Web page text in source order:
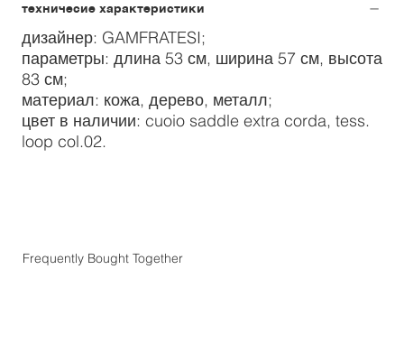
техничесие характеристики
дизайнер: GAMFRATESI;
параметры: длина 53 см, ширина 57 см, высота
83 см;
материал: кожа, дерево, металл;
цвет в наличии: cuoio saddle extra corda, tess.
loop col.02.
Frequently Bought Together